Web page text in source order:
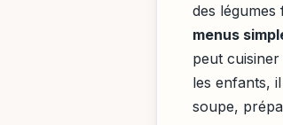
des
menus
peut cuisiner
les enfants,
soupe,